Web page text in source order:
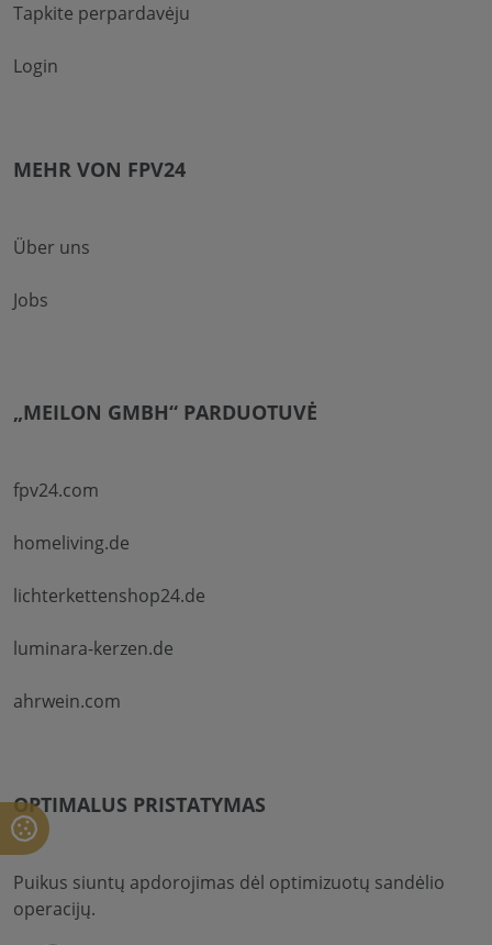
Tapkite perpardavėju
Login
MEHR VON FPV24
Über uns
Jobs
„MEILON GMBH“ PARDUOTUVĖ
fpv24.com
homeliving.de
lichterkettenshop24.de
luminara-kerzen.de
ahrwein.com
OPTIMALUS PRISTATYMAS
Puikus siuntų apdorojimas dėl optimizuotų sandėlio
operacijų.